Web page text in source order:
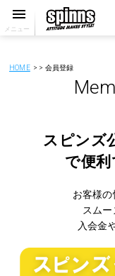
メニュー
HOME 会員登録
スピンズ
で便利
お客様の
スム
入会金